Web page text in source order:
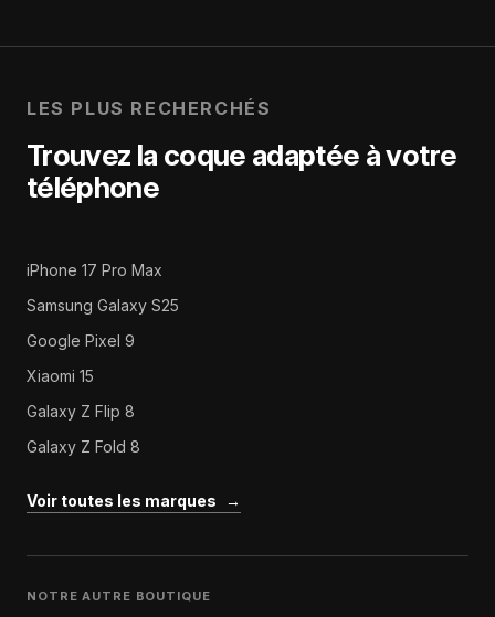
LES PLUS RECHERCHÉS
Trouvez la coque adaptée à votre
téléphone
iPhone 17 Pro Max
Samsung Galaxy S25
Google Pixel 9
Xiaomi 15
Galaxy Z Flip 8
Galaxy Z Fold 8
Voir toutes les marques →
NOTRE AUTRE BOUTIQUE